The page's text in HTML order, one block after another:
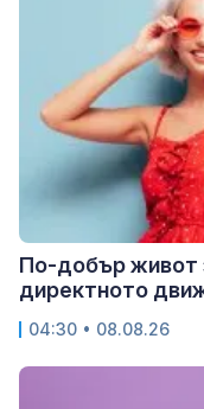
По-добър живот
директното
04:30 • 08.08.26